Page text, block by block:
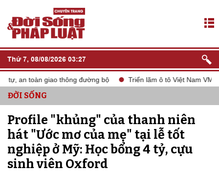
Thứ 7, 08/08/2026 03:27
an toàn giao thông đường bộ Triển lãm ô tô Việt Nam VMS
ĐỜI SỐNG
Profile "khủng" của thanh niên
hát "Ước mơ của mẹ" tại lễ tốt
nghiệp ở Mỹ: Học bổng 4 tỷ, cựu
sinh viên Oxford